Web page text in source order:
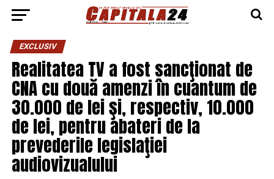
EXCLUSIV
Realitatea TV a fost sancţionat de
CNA cu două amenzi în cuantum de
30.000 de lei şi, respectiv, 10.000
de lei, pentru abateri de la
prevederile legislaţiei
audiovizualului